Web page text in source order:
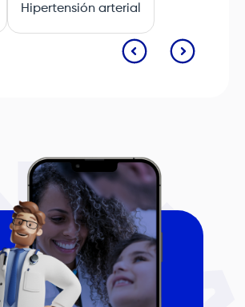
Hipertensión arterial